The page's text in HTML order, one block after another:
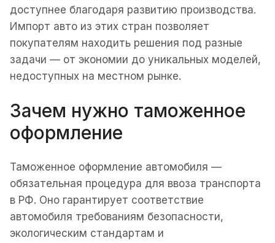
доступнее благодаря развитию производства.
Импорт авто из этих стран позволяет
покупателям находить решения под разные
задачи — от экономии до уникальных моделей,
недоступных на местном рынке.
Зачем нужно таможенное
оформление
Таможенное оформление автомобиля —
обязательная процедура для ввоза транспорта
в РФ. Оно гарантирует соответствие
автомобиля требованиям безопасности,
экологическим стандартам и